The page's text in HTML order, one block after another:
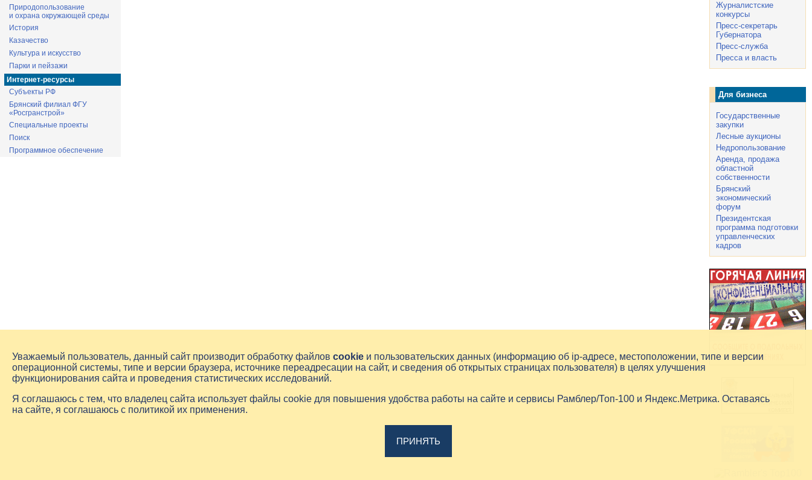
Природопользование
и охрана окружающей среды
История
Казачество
Культура и искусство
Парки и пейзажи
Интернет-ресурсы
Субъекты РФ
Брянский филиал ФГУ
«Росгранстрой»
Специальные проекты
Поиск
Программное обеспечение
Журналистские
конкурсы
Пресс-секретарь
Губернатора
Пресс-служба
Пресса и власть
Для бизнеса
Государственные
закупки
Лесные аукционы
Недропользование
Аренда, продажа
областной
собственности
Брянский
экономический
форум
Президентская
программа подготовки
управленческих
кадров
Уважаемый пользователь, данный сайт производит обработку файлов cookie и пользовательских данных (информацию об ip-адресе, местоположении, типе и версии
операционной системы, типе и версии браузера, источнике переадресации на сайт, и сведения об открытых страницах пользователя) в целях улучшения
функционирования сайта и проведения статистических исследований.
Я соглашаюсь с тем, что владелец сайта использует файлы cookie для повышения удобства работы на сайте и сервисы Рамблер/Топ-100 и Яндекс.Метрика. Оставаясь
на сайте, я соглашаюсь с политикой их применения.
ПРИНЯТЬ